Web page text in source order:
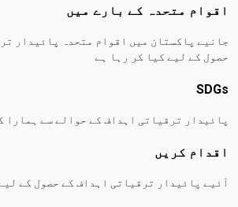
Footer menu
اقوام متحدہ کے بارے میں
جانیے پاکستان میں اقوام متحدہ پائیدار
حصول کے لیے کیا کر رہا ہے
SDGs
پائیدار ترقیاتی اہداف کے حوالے سے ہمارا
اقدام کریں
آئیے پائیدار ترقیاتی اہداف کے حصول کے